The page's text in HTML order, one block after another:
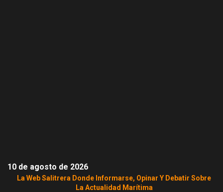
10 de agosto de 2026
La Web Salitrera Donde Informarse, Opinar Y Debatir Sobre
La Actualidad Marítima